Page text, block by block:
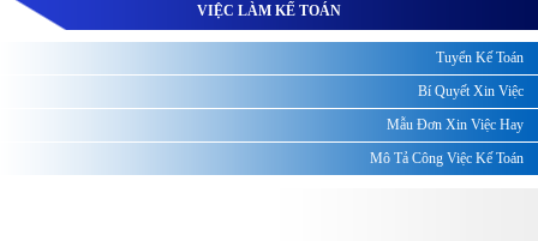
VIỆC LÀM KẾ TOÁN
Tuyển Kế Toán
Bí Quyết Xin Việc
Mẫu Đơn Xin Việc Hay
Mô Tả Công Việc Kế Toán